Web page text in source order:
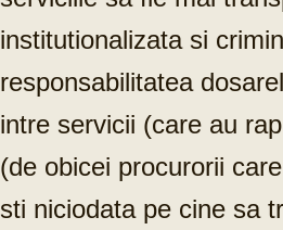
institutionalizata si
responsabilitatea
intre servicii (care au
(de obicei procurorii
sti niciodata pe cine sa